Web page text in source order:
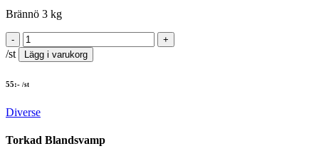
Brännö 3 kg
/st Lägg i varukorg
55:- /st
Diverse
Torkad Blandsvamp